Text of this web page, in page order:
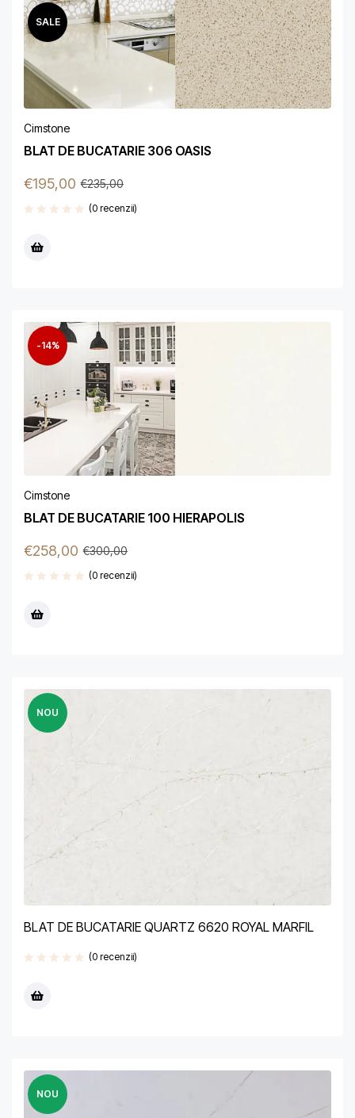
SALE
Cimstone
BLAT DE BUCATARIE 306 OASIS
€235,00
€195,00
(0 recenzii)
-14%
Cimstone
BLAT DE BUCATARIE 100 HIERAPOLIS
€300,00
€258,00
(0 recenzii)
NOU
BLAT DE BUCATARIE QUARTZ 6620 ROYAL MARFIL
(0 recenzii)
NOU